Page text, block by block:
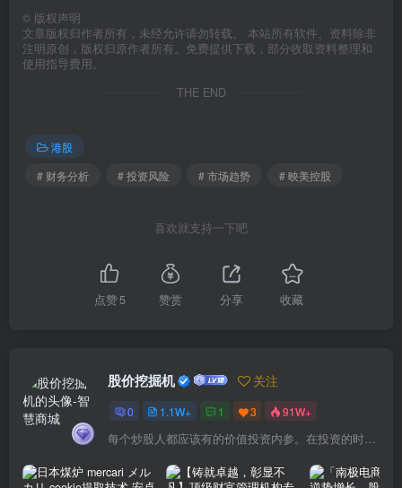
© 版权声明
文章版权归作者所有，未经允许请勿转载。 本站所有软件、资料除非
注明原创，版权归原作者所有。免费提供下载，部分收取资料整理和
使用指导费用。
THE END
港股
# 财务分析
# 投资风险 # 市场趋势 # 映美控股
喜欢就支持一下吧
点赞5 赞赏 分享 收藏
股价挖掘机 关注
0 1.1W+ 1 3 91W+
每个炒股人都应该有的价值投资内参。在投资的时候，我们把自己看成是企业分析师——而不是市场分析师，也不是宏观经济分析师，更不是证券分析师。